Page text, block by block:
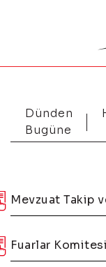
Dünden
Bugüne
Mevzuat Takip
Fuarlar Komitesi